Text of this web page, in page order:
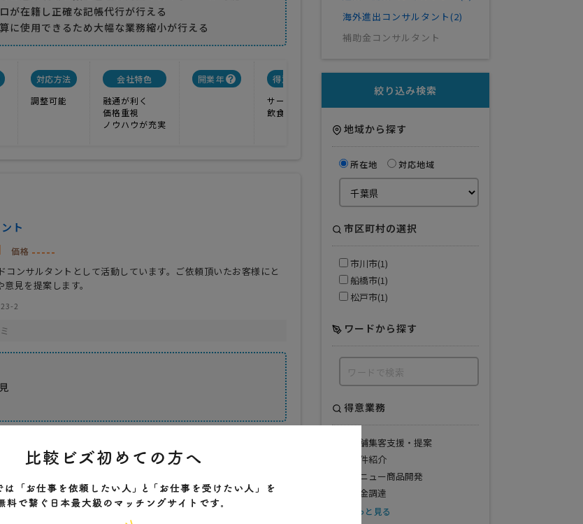
が在籍し正確な記帳代行が行える
に使用できるため大幅な業務縮小が行える
対応方法
調整可能
会社特色
融通が利く
価格重視
ノウハウが充実
開業年
得意業界
サービス業
飲食業
ト
価格 -----
コンサルタントとして活動しています。ご依頼頂いたお客様にと
見を提案します。
2
応
可能
会社特色
こまめな対応
計画〜実施まで対応
開業年
飲食業
海外進出コンサルタント(2)
補助金コンサルタント
絞り込み検索
地域から探す
所在地 対応地域
市区町村の選択
市川市(1)
船橋市(1)
松戸市(1)
ワードから探す
得意業務
店舗集客支援・提案
物件紹介
メニュー商品開発
資金調達
もっと見る